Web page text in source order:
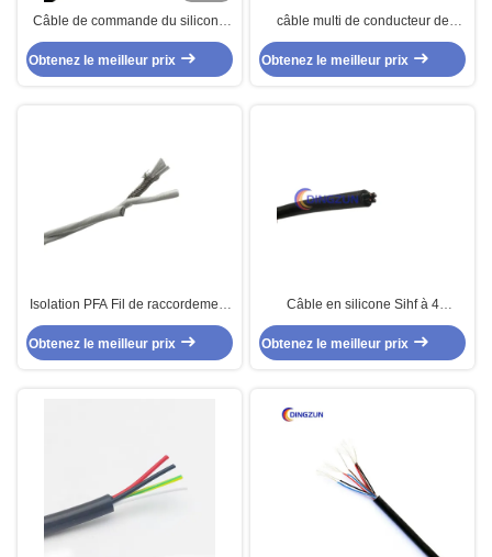
Câble de commande du silicone
multipolaire/Ul4622 de noyau de
SIHF 3 Ul4600
Obtenez le meilleur prix
câble multi de conducteur de
silicone de 3 noyaux
Obtenez le meilleur prix
Isolation PFA Fil de raccordement
haute température 250c 24AWG
Obtenez le meilleur prix
Câble en silicone Sihf à 4
conducteurs Ul4600 multicœur
Obtenez le meilleur prix